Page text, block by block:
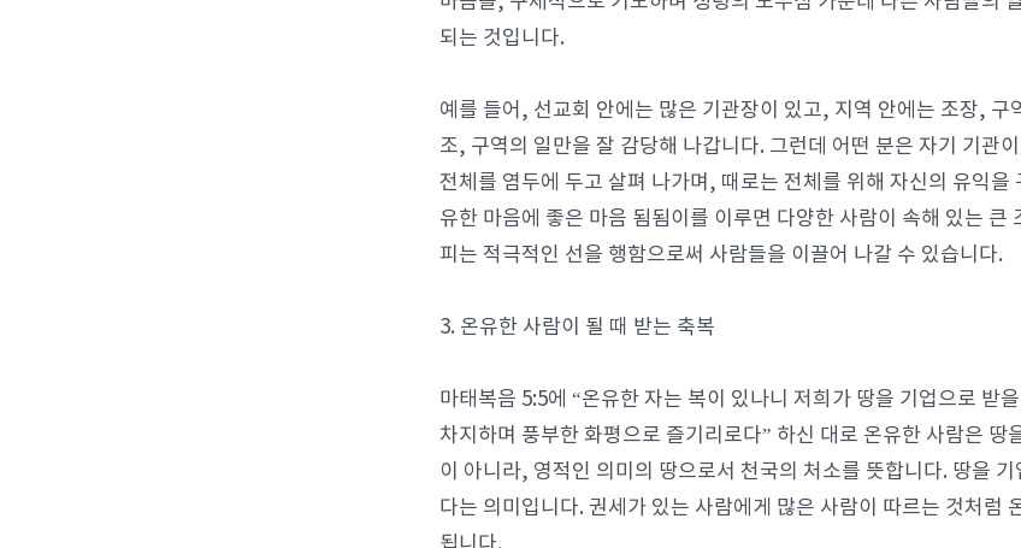
되는 것입니다.
예를 들어, 선교회 안에는 많은 기관장이 있고, 지역 안에는 조장,
조, 구역의 일만을 잘 감당해 나갑니다. 그런데 어떤 분은 자기 기관
전체를 염두에 두고 살펴 나가며, 때로는 전체를 위해 자신의 유익
유한 마음에 좋은 마음 됨됨이를 이루면 다양한 사람이 속해 있는
피는 적극적인 선을 행함으로써 사람들을 이끌어 나갈 수 있습니다.
3. 온유한 사람이 될 때 받는 축복
마태복음 5:5에 “온유한 자는 복이 있나니 저희가 땅을 기업으로 받
차지하며 풍부한 화평으로 즐기리로다” 하신 대로 온유한 사람은
이 아니라, 영적인 의미의 땅으로서 천국의 처소를 뜻합니다. 땅을
다는 의미입니다. 권세가 있는 사람에게 많은 사람이 따르는 것처럼